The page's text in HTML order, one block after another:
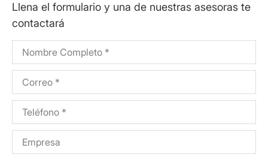
Llena el formulario y una de nuestras asesoras te
contactará